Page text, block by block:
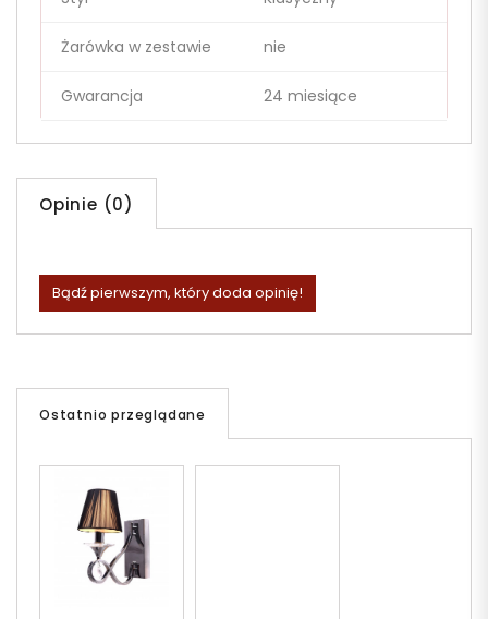
Żarówka w zestawie nie
Gwarancja 24 miesiące
Opinie (0)
Bądź pierwszym, który doda opinię!
Ostatnio przeglądane